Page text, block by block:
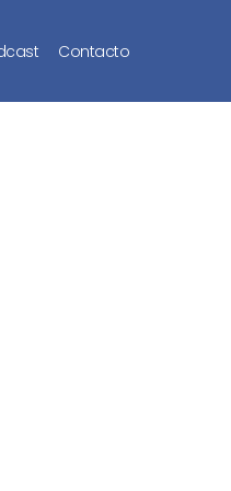
Contacto